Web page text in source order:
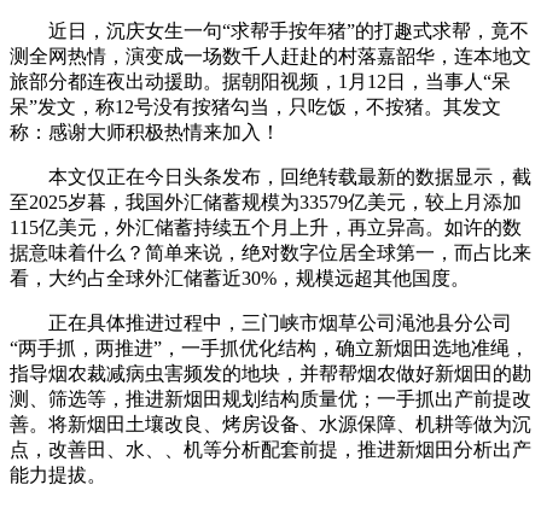
近日，沉庆女生一句“求帮手按年猪”的打趣式求帮，竟不
测全网热情，演变成一场数千人赶赴的村落嘉韶华，连本地文
旅部分都连夜出动援助。据朝阳视频，1月12日，当事人“呆
呆”发文，称12号没有按猪勾当，只吃饭，不按猪。其发文
称：感谢大师积极热情来加入！
本文仅正在今日头条发布，回绝转载最新的数据显示，截
至2025岁暮，我国外汇储蓄规模为33579亿美元，较上月添加
115亿美元，外汇储蓄持续五个月上升，再立异高。如许的数
据意味着什么？简单来说，绝对数字位居全球第一，而占比来
看，大约占全球外汇储蓄近30%，规模远超其他国度。
正在具体推进过程中，三门峡市烟草公司渑池县分公司
“两手抓，两推进”，一手抓优化结构，确立新烟田选地准绳，
指导烟农裁减病虫害频发的地块，并帮帮烟农做好新烟田的勘
测、筛选等，推进新烟田规划结构质量优；一手抓出产前提改
善。将新烟田土壤改良、烤房设备、水源保障、机耕等做为沉
点，改善田、水、、机等分析配套前提，推进新烟田分析出产
能力提拔。